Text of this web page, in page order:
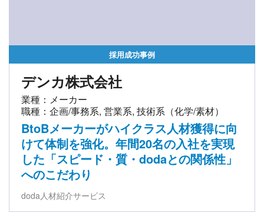
採用成功事例
デンカ株式会社
業種：メーカー
職種：企画/事務系, 営業系, 技術系（化学/素材）
BtoBメーカーがハイクラス人材獲得に向
けて体制を強化。年間20名の入社を実現
した「スピード・質・dodaとの関係性」
へのこだわり
doda人材紹介サービス